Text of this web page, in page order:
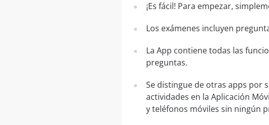
¡Es fácil! Para empezar,
Los exámenes incluyen
La App contiene todas las
preguntas.
Se distingue de otras apps por
actividades en la Aplicación
y teléfonos móviles sin ningún